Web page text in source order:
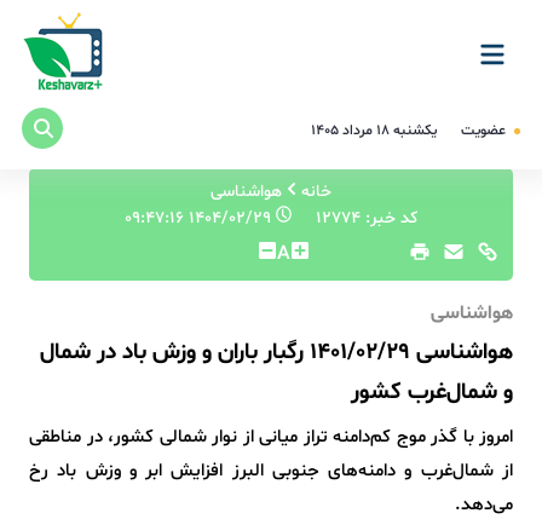
عضویت یکشنبه ۱۸ مرداد ۱۴۰۵
خانه
هواشناسی
کد خبر: 12774
A
هواشناسی
هواشناسی 1401/02/29 رگبار باران و وزش باد در شمال
و شمال‌غرب کشور
امروز با گذر موج کم‌دامنه تراز میانی از نوار شمالی کشور، در مناطقی
از شمال‌غرب و دامنه‌های جنوبی البرز افزایش ابر و وزش باد رخ
می‌دهد.